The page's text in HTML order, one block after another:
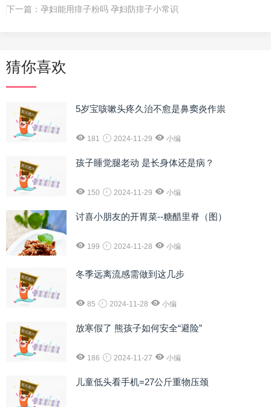
下一篇： 孕妇能用痱子粉吗 孕妇防痱子小常识
猜你喜欢
5岁宝咳嗽头疼久治不愈是鼻窦炎作祟
181 2024-11-29 小编
孩子睡觉腿老动 是长身体还是病？
150 2024-11-29 小编
讨喜小朋友的开胃菜--糖醋里脊（图）
199 2024-11-28 小编
冬季远离流感需做到这几步
85 2024-11-28 小编
放寒假了 熊孩子如何安全“避险”
186 2024-11-27 小编
儿童低头看手机=27公斤重物压颈